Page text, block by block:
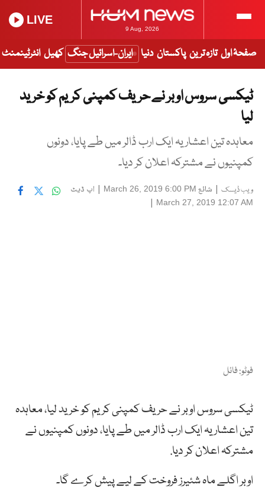
9 Aug, 2026
LIVE
صفحۂ اول تازہ ترین پاکستان دنیا ایران-اسرائیل جنگ کھیل انٹرٹینمنٹ
ٹیکسی سروس اوبر نے حریف کمپنی کریم کو خرید
لیا
معاہدہ تین اعشاریہ ایک ارب ڈالر میں طے پایا، دونوں
کمپنیوں نے مشترکہ اعلان کر دیا۔
ویب ڈیسک | شائع March 26, 2019 6:00 PM
| اپ ڈیٹ
March 27, 2019 12:07 AM
|
فوٹو: فائل
ٹیکسیسروساوبرنےحریفکمپنیکریمکوخریدلیا،معاہدہ
تیناعشاریہایکاربڈالرمیںطےپایا،دونوںکمپنیوںنے
مشترکہاعلانکردیا.
اوبراگلےماہشئیرزفروختکےلیےپیشکرےگا۔